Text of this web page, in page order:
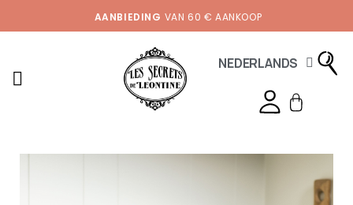
AANBIEDING VAN 60 € AANKOOP
NEDERLANDS